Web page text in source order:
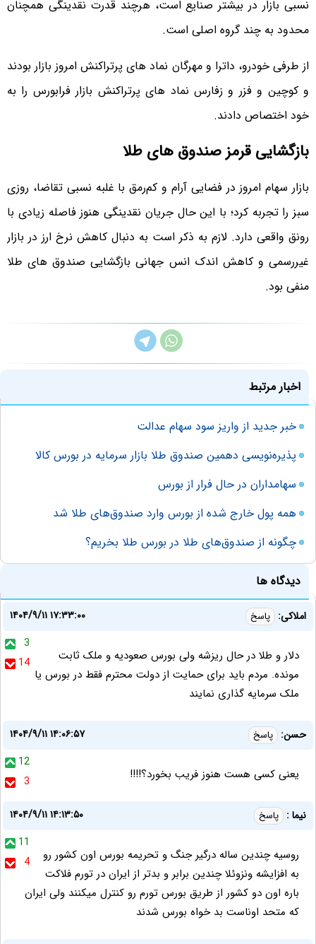
نسبی بازار در بیشتر صنایع است، هرچند قدرت نقدینگی همچنان
محدود به چند گروه اصلی است.
از طرفی خودرو، داترا و مهرگان نماد های پرتراکنش امروز بازار بودند
و کوچین و فزر و زفارس نماد های پرتراکنش بازار فرابورس را به
خود اختصاص دادند.
بازگشایی قرمز صندوق های طلا
بازار سهام امروز در فضایی آرام و کم‌رمق با غلبه نسبی تقاضا، روزی
سبز را تجربه کرد؛ با این حال جریان نقدینگی هنوز فاصله زیادی با
رونق واقعی دارد. لازم به ذکر است به دنبال کاهش نرخ ارز در بازار
غیررسمی و کاهش اندک انس جهانی بازگشایی صندوق های طلا
منفی بود.
اخبار مرتبط
خبر جدید از واریز سود سهام عدالت
پذیره‌نویسی دهمین صندوق طلا بازار سرمایه در بورس کالا
سهامداران در حال فرار از بورس
همه پول خارج شده از بورس وارد صندوق‌های طلا شد
چگونه از صندوق‌های طلا در بورس طلا بخریم؟
دیدگاه ها
املاکی: پاسخ
۱۴۰۴/۹/۱۱ ۱۷:۳۳:۰۰
3
14
دلار و طلا در حال ریزشه ولی بورس صعودیه و ملک ثابت
مونده. مردم باید برای حمایت از دولت محترم فقط در بورس یا
ملک سرمایه گذاری نمایند
حسن: پاسخ
۱۴۰۴/۹/۱۱ ۱۴:۰۶:۵۷
12
3
یعنی کسی هست هنوز فریب بخورد؟!!!!
نیما : پاسخ
۱۴۰۴/۹/۱۱ ۱۴:۱۳:۵۰
11
4
روسیه چندین ساله درگیر جنگ و تحریمه بورس اون کشور رو
به افزایشه ونزوئلا چندین برابر و بدتر از ایران در تورم فلاکت
باره اون دو کشور از طریق بورس تورم رو کنترل میکنند ولی ایران
که متحد اوناست بد خواه بورس شدند